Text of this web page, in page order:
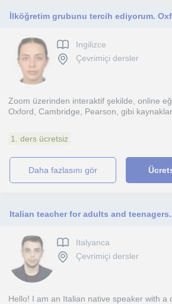
Ingilizce
Çevrimiçi dersler
Zoom üzerinden interaktif şekilde, online
Oxford, Cambridge, Pearson, gibi
1. ders ücretsiz
daha fazlasını gör
Italyanca
Çevrimiçi dersler
Hello! I am an Italian native speaker with a